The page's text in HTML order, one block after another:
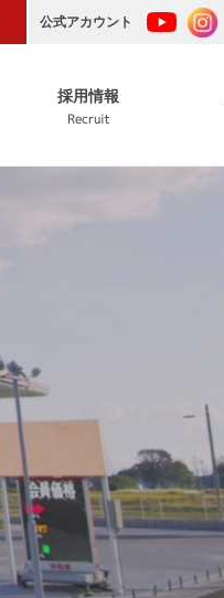
公式アカウント
採用情報
Recruit